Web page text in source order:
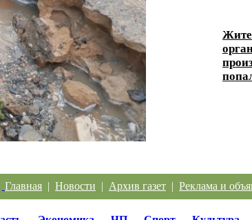
Главная | Новости | Архив газет | Реклама и